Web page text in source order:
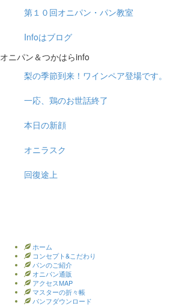
第１０回オニパン・パン教室
Infoはブログ
オニパン＆つかはらinfo
梨の季節到来！ワインペア登場です。
一応、鶏のお世話終了
本日の新顔
オニラスク
回復途上
ホーム
コンセプト&こだわり
パンのご紹介
オニパン通販
アクセスMAP
マスターの折々帳
パンフダウンロード